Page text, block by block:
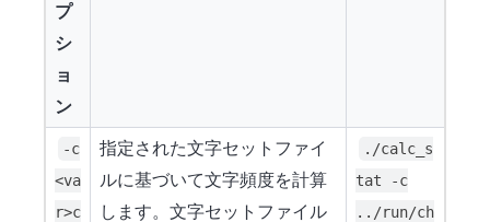
プ
シ
ョ
ン
-c
<va
r>c
指定された文字セットファイ
ルに基づいて文字頻度を計算
します。文字セットファイル
./calc_s
tat -c
../run/ch